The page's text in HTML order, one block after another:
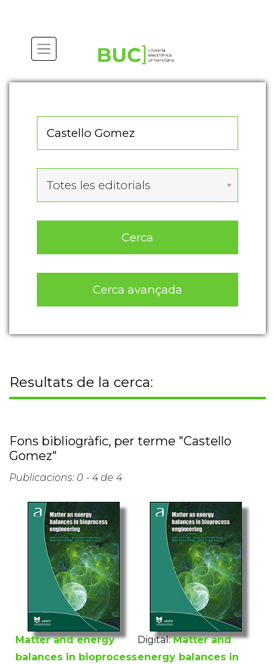
Totes les editorials
Cerca
Cerca avançada
Resultats de la cerca:
Fons bibliogràfic, per terme "Castello
Gomez"
Publicacions: 0 - 4 de 4
Matter and energy
balances in bioprocess
Digital: Matter and
energy balances in